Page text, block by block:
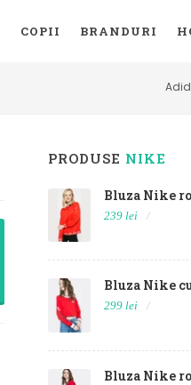
COPII BRANDURI
PRODUSE NIKE
Bluza Nike
239 lei
Bluza Nike
299 lei
Bluza Nike